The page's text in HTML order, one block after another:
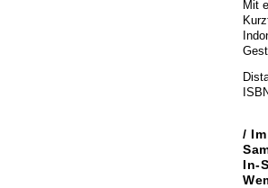
Mit
/
In-